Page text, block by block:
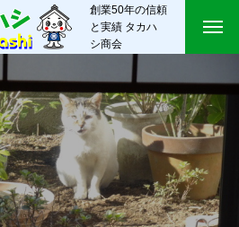
創業50年の信頼
と実績 タカハ
シ商会